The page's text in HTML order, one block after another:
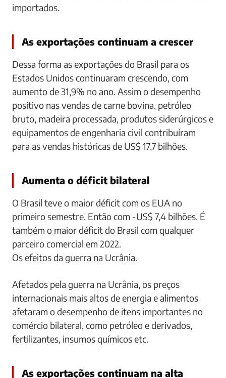
importados.
As exportações continuam a crescer
Dessa forma as exportações do Brasil para os
Estados Unidos continuaram crescendo, com
aumento de 31,9% no ano. Assim o desempenho
positivo nas vendas de carne bovina, petróleo
bruto, madeira processada, produtos siderúrgicos e
equipamentos de engenharia civil contribuíram
para as vendas históricas de US$ 17,7 bilhões.
Aumenta o déficit bilateral
O Brasil teve o maior déficit com os EUA no
primeiro semestre. Então com -US$ 7,4 bilhões. É
também o maior déficit do Brasil com qualquer
parceiro comercial em 2022.
Os efeitos da guerra na Ucrânia.
Afetados pela guerra na Ucrânia, os preços
internacionais mais altos de energia e alimentos
afetaram o desempenho de itens importantes no
comércio bilateral, como petróleo e derivados,
fertilizantes, insumos químicos etc.
As exportações continuam na alta